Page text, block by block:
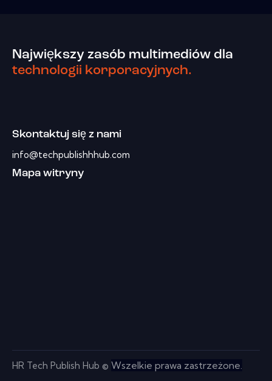
Największy zasób multimediów dla
technologii korporacyjnych.
Skontaktuj się z nami
info@techpublishhhub.com
Mapa witryny
HR Tech Publish Hub © Wszelkie prawa zastrzeżone.